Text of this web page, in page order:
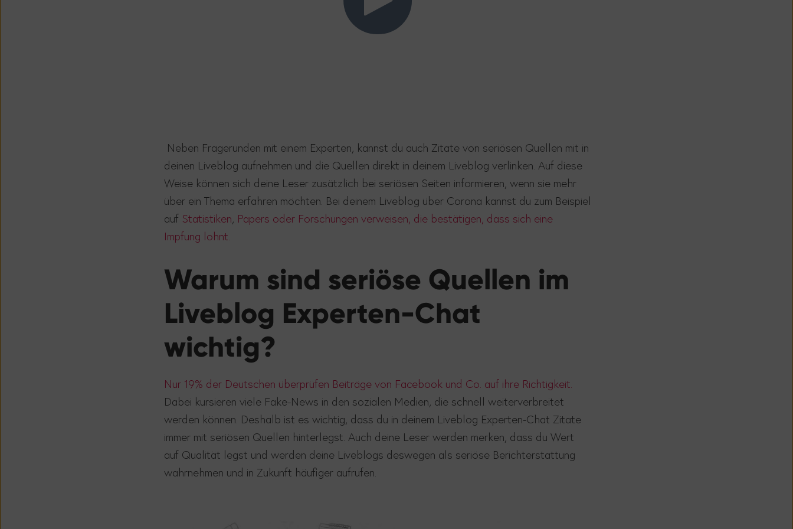
Neben Fragerunden mit einem Experten, kannst du auch Zitate von seriösen Quellen mit in
deinen Liveblog aufnehmen und die Quellen direkt in deinem Liveblog verlinken. Auf diese
Weise können sich deine Leser zusätzlich bei seriösen Seiten informieren, wenn sie mehr
über ein Thema erfahren möchten. Bei deinem Liveblog über Corona kannst du zum Beispiel
auf Statistiken, Papers oder Forschungen verweisen, die bestätigen, dass sich eine
Impfung lohnt.
Warum sind seriöse Quellen im
Liveblog Experten-Chat
wichtig?
Nur 19% der Deutschen überprüfen Beiträge von Facebook und Co. auf ihre Richtigkeit.
Dabei kursieren viele Fake-News in den sozialen Medien, die schnell weiterverbreitet
werden können. Deshalb ist es wichtig, dass du in deinem Liveblog Experten-Chat Zitate
immer mit seriösen Quellen hinterlegst. Auch deine Leser werden merken, dass du Wert
auf Qualität legst und werden deine Liveblogs deswegen als seriöse Berichterstattung
wahrnehmen und in Zukunft häufiger aufrufen.